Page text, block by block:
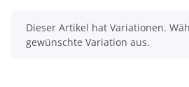
x
Dieser Artikel hat Variationen.
gewünschte Variation aus.